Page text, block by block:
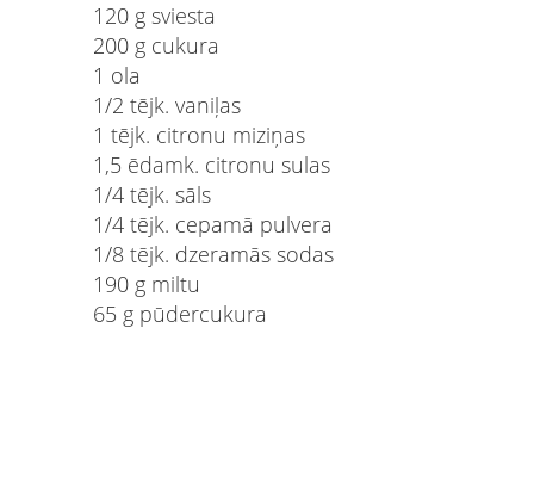
120 g sviesta
200 g cukura
1 ola
1/2 tējk. vaniļas
1 tējk. citronu miziņas
1,5 ēdamk. citronu sulas
1/4 tējk. sāls
1/4 tējk. cepamā pulvera
1/8 tējk. dzeramās sodas
190 g miltu
​65 g pūdercukura